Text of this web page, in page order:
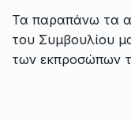
Τα παραπάνω τα
του Συμβουλίου
των εκπροσώπων